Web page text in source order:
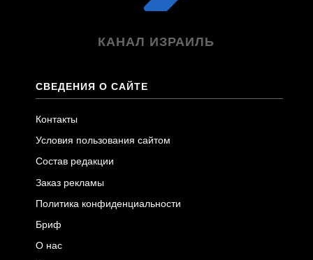
КАНАЛ ИЗРАИЛЬ
СВЕДЕНИЯ О САЙТЕ
Контакты
Условия пользования сайтом
Состав редакции
Заказ рекламы
Политика конфиденциальности
Бриф
О нас